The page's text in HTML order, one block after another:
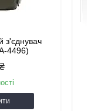
з'єднувач
4496)